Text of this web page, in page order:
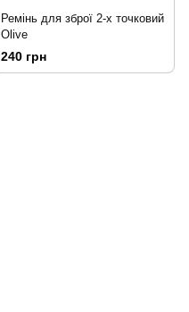
Ремінь для зброї 2-х точковий
Olive
240 грн